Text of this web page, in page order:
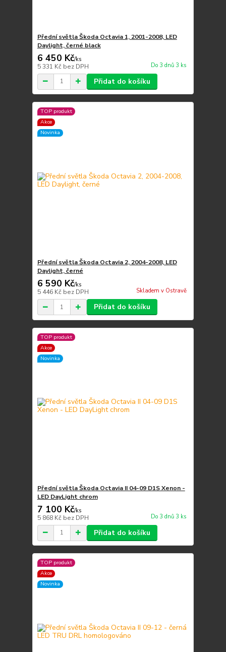
Přední světla Škoda Octavia 1, 2001-2008, LED
Daylight, černé black
6 450 Kč/ks
5 331 Kč bez DPH Do 3 dnů 3 ks
Přidat do košíku
TOP produkt
Akce
Novinka
Přední světla Škoda Octavia 2, 2004-2008, LED
Daylight, černé
6 590 Kč/ks
5 446 Kč bez DPH Skladem v Ostravě
Přidat do košíku
TOP produkt
Akce
Novinka
Přední světla Škoda Octavia II 04-09 D1S Xenon -
LED DayLight chrom
7 100 Kč/ks
5 868 Kč bez DPH Do 3 dnů 3 ks
Přidat do košíku
TOP produkt
Akce
Novinka